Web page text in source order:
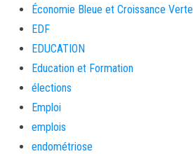
Économie Bleue et Croissance Verte
EDF
EDUCATION
Education et Formation
élections
Emploi
emplois
endométriose